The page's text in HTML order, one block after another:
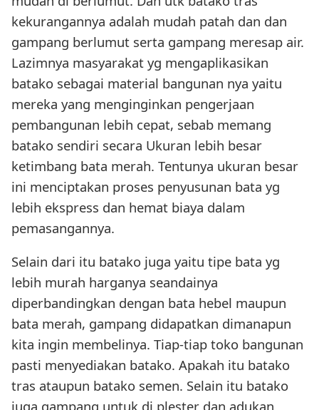
kekurangannya adalah mudah patah dan dan
gampang berlumut serta gampang meresap air.
Lazimnya masyarakat yg mengaplikasikan
batako sebagai material bangunan nya yaitu
mereka yang menginginkan pengerjaan
pembangunan lebih cepat, sebab memang
batako sendiri secara Ukuran lebih besar
ketimbang bata merah. Tentunya ukuran besar
ini menciptakan proses penyusunan bata yg
lebih ekspress dan hemat biaya dalam
pemasangannya.
Selain dari itu batako juga yaitu tipe bata yg
lebih murah harganya seandainya
diperbandingkan dengan bata hebel maupun
bata merah, gampang didapatkan dimanapun
kita ingin membelinya. Tiap-tiap toko bangunan
pasti menyediakan batako. Apakah itu batako
tras ataupun batako semen. Selain itu batako
juga gampang untuk di plester dan adukan